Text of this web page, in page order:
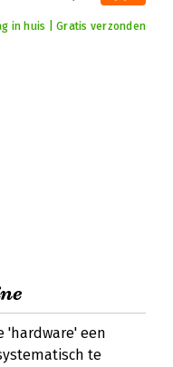
in huis | Gratis verzonden
'hardware' een
te